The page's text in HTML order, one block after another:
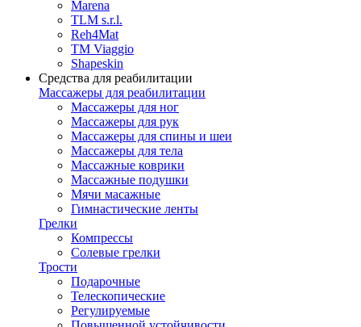
Marena
TLM s.r.l.
Reh4Mat
TM Viaggio
Shapeskin
Средства для реабилитации
Массажеры для реабилитации
Массажеры для ног
Массажеры для рук
Массажеры для спины и шеи
Массажеры для тела
Массажные коврики
Массажные подушки
Мячи масажные
Гимнастические ленты
Грелки
Компрессы
Солевые грелки
Трости
Подарочные
Телескопические
Регулируемые